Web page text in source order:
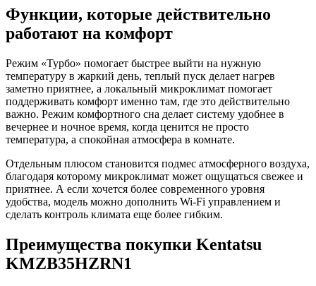
Функции, которые действительно
работают на комфорт
Режим «Турбо» помогает быстрее выйти на нужную
температуру в жаркий день, теплый пуск делает нагрев
заметно приятнее, а локальный микроклимат помогает
поддерживать комфорт именно там, где это действительно
важно. Режим комфортного сна делает систему удобнее в
вечернее и ночное время, когда ценится не просто
температура, а спокойная атмосфера в комнате.
Отдельным плюсом становится подмес атмосферного воздуха,
благодаря которому микроклимат может ощущаться свежее и
приятнее. А если хочется более современного уровня
удобства, модель можно дополнить Wi-Fi управлением и
сделать контроль климата еще более гибким.
Преимущества покупки Kentatsu
KMZB35HZRN1